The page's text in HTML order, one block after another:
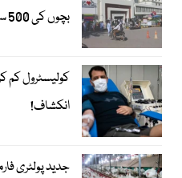
بچوں کی 500 سرجریز مکمل
کولیسٹرول کم
انکشاف!
جدید پولٹری